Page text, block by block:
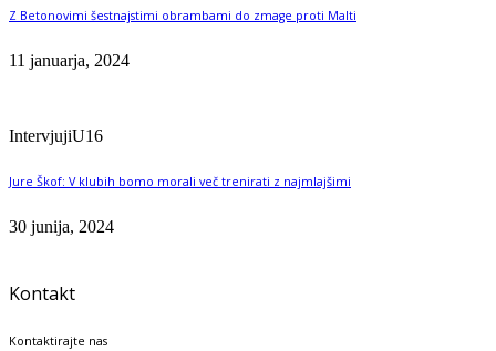
Z Betonovimi šestnajstimi obrambami do zmage proti Malti
11 januarja, 2024
IntervjujiU16
Jure Škof: V klubih bomo morali več trenirati z najmlajšimi
30 junija, 2024
Kontakt
Kontaktirajte nas